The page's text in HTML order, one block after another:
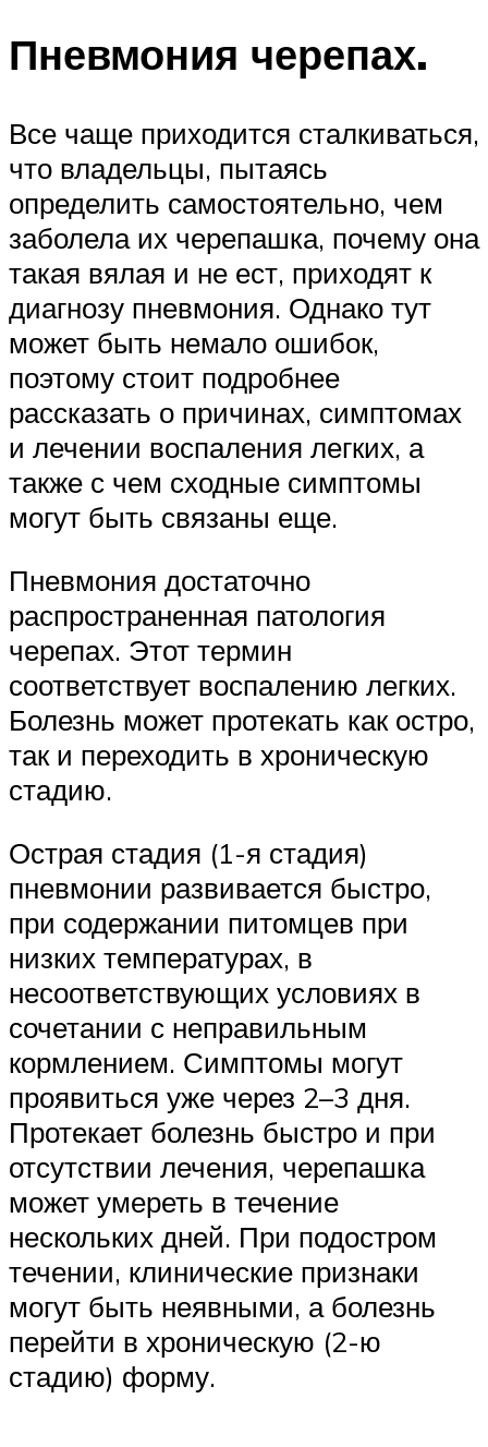
Пневмония черепах.
Все чаще приходится сталкиваться,
что владельцы, пытаясь
определить самостоятельно, чем
заболела их черепашка, почему она
такая вялая и не ест, приходят к
диагнозу пневмония. Однако тут
может быть немало ошибок,
поэтому стоит подробнее
рассказать о причинах, симптомах
и лечении воспаления легких, а
также с чем сходные симптомы
могут быть связаны еще.
Пневмония достаточно
распространенная патология
черепах. Этот термин
соответствует воспалению легких.
Болезнь может протекать как остро,
так и переходить в хроническую
стадию.
Острая стадия (1-я стадия)
пневмонии развивается быстро,
при содержании питомцев при
низких температурах, в
несоответствующих условиях в
сочетании с неправильным
кормлением. Симптомы могут
проявиться уже через 2–3 дня.
Протекает болезнь быстро и при
отсутствии лечения, черепашка
может умереть в течение
нескольких дней. При подостром
течении, клинические признаки
могут быть неявными, а болезнь
перейти в хроническую (2-ю
стадию) форму.